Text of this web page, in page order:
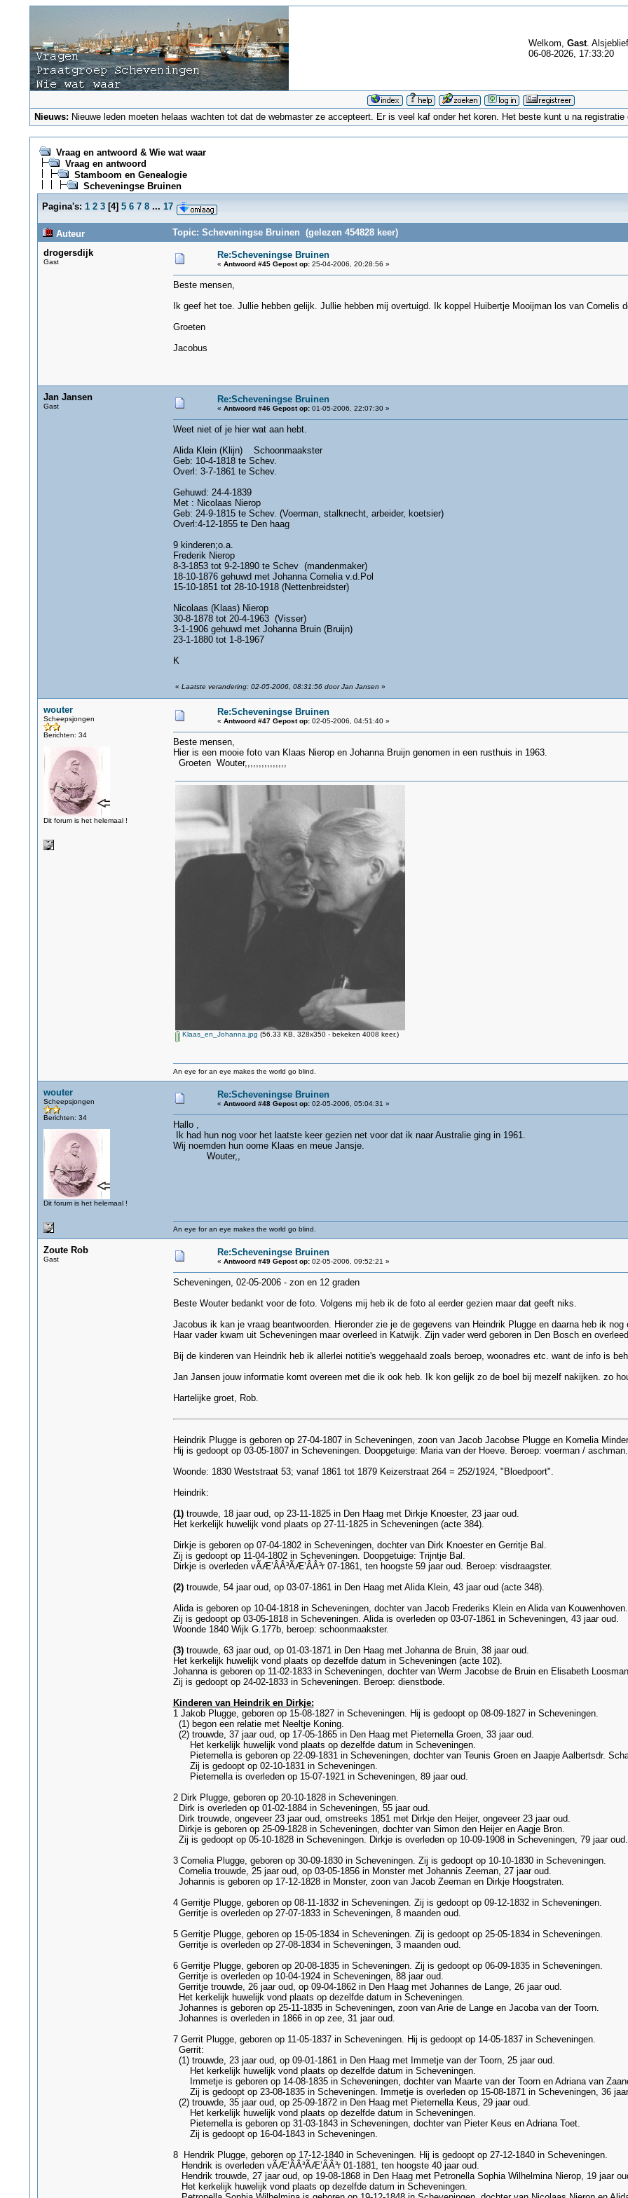
Welkom, Gast.
06-08-2026, 17:33:20
Nieuws: Nieuwe leden moeten helaas wachten tot dat de webmaster ze accepteert. Er is veel kaf onder het koren. Het beste kunt u na
Vraag en antwoord & Wie wat waar
Vraag en antwoord
Stamboom en Genealogie
Scheveningse Bruinen
Pagina's: 1 2 3[4] 5 6 7 8 ... 17
Auteur
Topic: Scheveningse Bruinen (gelezen 454828 keer)
drogersdijk
Gast
Re:Scheveningse Bruinen
« Antwoord #45 Gepost op:25-04-2006, 20:28:56 »
Beste mensen,
Ik geef het toe. Jullie hebben gelijk. Jullie hebben mij overtuigd. Ik koppel Huibertje Mooijman los van Cornelis
Groeten
Jacobus
Jan Jansen
Gast
Re:Scheveningse Bruinen
« Antwoord #46 Gepost op:01-05-2006, 22:07:30 »
Weet niet of je hier wat aan hebt.
Alida Klein (Klijn) Schoonmaakster
Geb: 10-4-1818 te Schev.
Overl: 3-7-1861 te Schev.
Gehuwd: 24-4-1839
Met : Nicolaas Nierop
Geb: 24-9-1815 te Schev. (Voerman, stalknecht, arbeider, koetsier)
Overl:4-12-1855 te Den haag
9 kinderen;o.a.
Frederik Nierop
8-3-1853 tot 9-2-1890 te Schev (mandenmaker)
18-10-1876 gehuwd met Johanna Cornelia v.d.Pol
15-10-1851 tot 28-10-1918 (Nettenbreidster)
Nicolaas (Klaas) Nierop
30-8-1878 tot 20-4-1963 (Visser)
3-1-1906 gehuwd met Johanna Bruin (Bruijn)
23-1-1880 tot 1-8-1967
K
« Laatste verandering: 02-05-2006, 08:31:56 door Jan Jansen »
wouter
Scheepsjongen
Berichten: 34
Dit forum is het helemaal !
Re:Scheveningse Bruinen
« Antwoord #47 Gepost op:02-05-2006, 04:51:40 »
Beste mensen,
Hier is een mooie foto van Klaas Nierop en Johanna Bruijn genomen in een rusthuis in 1963.
Groeten Wouter,,,,,,,,,,,,,,,
Klaas_en_Johanna.jpg (56.33 KB, 328x350 - bekeken 4008 keer.)
An eye for an eye makes the world go blind.
wouter
Scheepsjongen
Berichten: 34
Dit forum is het helemaal !
Re:Scheveningse Bruinen
« Antwoord #48 Gepost op:02-05-2006, 05:04:31 »
Hallo ,
Ik had hun nog voor het laatste keer gezien net voor dat ik naar Australie ging in 1961.
Wij noemden hun oome Klaas en meue Jansje.
Wouter,,
An eye for an eye makes the world go blind.
Zoute Rob
Gast
Re:Scheveningse Bruinen
« Antwoord #49 Gepost op:02-05-2006, 09:52:21 »
Scheveningen, 02-05-2006 - zon en 12 graden
Beste Wouter bedankt voor de foto. Volgens mij heb ik de foto al eerder gezien maar dat geeft niks.
Jacobus ik kan je vraag beantwoorden. Hieronder zie je de gegevens van Heindrik Plugge en daarna heb ik
Haar vader kwam uit Scheveningen maar overleed in Katwijk. Zijn vader werd geboren in Den Bosch en
Bij de kinderen van Heindrik heb ik allerlei notitie's weggehaald zoals beroep, woonadres etc. want de info is
Jan Jansen jouw informatie komt overeen met die ik ook heb. Ik kon gelijk zo de boel bij mezelf nakijken. zo
Hartelijke groet, Rob.
Heindrik Plugge is geboren op 27-04-1807 in Scheveningen, zoon van Jacob Jacobse Plugge en Kornelia
Hij is gedoopt op 03-05-1807 in Scheveningen. Doopgetuige: Maria van der Hoeve. Beroep: voerman / aschman.
Woonde: 1830 Weststraat 53; vanaf 1861 tot 1879 Keizerstraat 264 = 252/1924, "Bloedpoort".
Heindrik:
(1)trouwde, 18 jaar oud, op 23-11-1825 in Den Haag met Dirkje Knoester, 23 jaar oud.
Het kerkelijk huwelijk vond plaats op 27-11-1825 in Scheveningen (acte 384).
Dirkje is geboren op 07-04-1802 in Scheveningen, dochter van Dirk Knoester en Gerritje Bal.
Zij is gedoopt op 11-04-1802 in Scheveningen. Doopgetuige: Trijntje Bal.
Dirkje is overleden vÃÆ’ÂÂ³ÃÆ’ÂÂ³r 07-1861, ten hoogste 59 jaar oud. Beroep: visdraagster.
(2)trouwde, 54 jaar oud, op 03-07-1861 in Den Haag met Alida Klein, 43 jaar oud (acte 348).
Alida is geboren op 10-04-1818 in Scheveningen, dochter van Jacob Frederiks Klein en Alida van Kouwenhoven.
Zij is gedoopt op 03-05-1818 in Scheveningen. Alida is overleden op 03-07-1861 in Scheveningen, 43 jaar oud.
Woonde 1840 Wijk G.177b, beroep: schoonmaakster.
(3)trouwde, 63 jaar oud, op 01-03-1871 in Den Haag met Johanna de Bruin, 38 jaar oud.
Het kerkelijk huwelijk vond plaats op dezelfde datum in Scheveningen (acte 102).
Johanna is geboren op 11-02-1833 in Scheveningen, dochter van Werm Jacobse de Bruin en Elisabeth
Zij is gedoopt op 24-02-1833 in Scheveningen. Beroep: dienstbode.
Kinderen van Heindrik en Dirkje:
1 Jakob Plugge, geboren op 15-08-1827 in Scheveningen. Hij is gedoopt op 08-09-1827 in Scheveningen.
(1) begon een relatie met Neeltje Koning.
(2) trouwde, 37 jaar oud, op 17-05-1865 in Den Haag met Pieternella Groen, 33 jaar oud.
Het kerkelijk huwelijk vond plaats op dezelfde datum in Scheveningen.
Pieternella is geboren op 22-09-1831 in Scheveningen, dochter van Teunis Groen en Jaapje Aalbertsdr.
Zij is gedoopt op 02-10-1831 in Scheveningen.
Pieternella is overleden op 15-07-1921 in Scheveningen, 89 jaar oud.
2 Dirk Plugge, geboren op 20-10-1828 in Scheveningen.
Dirk is overleden op 01-02-1884 in Scheveningen, 55 jaar oud.
Dirk trouwde, ongeveer 23 jaar oud, omstreeks 1851 met Dirkje den Heijer, ongeveer 23 jaar oud.
Dirkje is geboren op 25-09-1828 in Scheveningen, dochter van Simon den Heijer en Aagje Bron.
Zij is gedoopt op 05-10-1828 in Scheveningen. Dirkje is overleden op 10-09-1908 in Scheveningen, 79 jaar oud.
3 Cornelia Plugge, geboren op 30-09-1830 in Scheveningen. Zij is gedoopt op 10-10-1830 in Scheveningen.
Cornelia trouwde, 25 jaar oud, op 03-05-1856 in Monster met Johannis Zeeman, 27 jaar oud.
Johannis is geboren op 17-12-1828 in Monster, zoon van Jacob Zeeman en Dirkje Hoogstraten.
4 Gerritje Plugge, geboren op 08-11-1832 in Scheveningen. Zij is gedoopt op 09-12-1832 in Scheveningen.
Gerritje is overleden op 27-07-1833 in Scheveningen, 8 maanden oud.
5 Gerritje Plugge, geboren op 15-05-1834 in Scheveningen. Zij is gedoopt op 25-05-1834 in Scheveningen.
Gerritje is overleden op 27-08-1834 in Scheveningen, 3 maanden oud.
6 Gerritje Plugge, geboren op 20-08-1835 in Scheveningen. Zij is gedoopt op 06-09-1835 in Scheveningen.
Gerritje is overleden op 10-04-1924 in Scheveningen, 88 jaar oud.
Gerritje trouwde, 26 jaar oud, op 09-04-1862 in Den Haag met Johannes de Lange, 26 jaar oud.
Het kerkelijk huwelijk vond plaats op dezelfde datum in Scheveningen.
Johannes is geboren op 25-11-1835 in Scheveningen, zoon van Arie de Lange en Jacoba van der Toorn.
Johannes is overleden in 1866 in op zee, 31 jaar oud.
7 Gerrit Plugge, geboren op 11-05-1837 in Scheveningen. Hij is gedoopt op 14-05-1837 in Scheveningen.
Gerrit:
(1) trouwde, 23 jaar oud, op 09-01-1861 in Den Haag met Immetje van der Toorn, 25 jaar oud.
Het kerkelijk huwelijk vond plaats op dezelfde datum in Scheveningen.
Immetje is geboren op 14-08-1835 in Scheveningen, dochter van Maarte van der Toorn en Adriana van
Zij is gedoopt op 23-08-1835 in Scheveningen. Immetje is overleden op 15-08-1871 in Scheveningen, 36
(2) trouwde, 35 jaar oud, op 25-09-1872 in Den Haag met Pieternella Keus, 29 jaar oud.
Het kerkelijk huwelijk vond plaats op dezelfde datum in Scheveningen.
Pieternella is geboren op 31-03-1843 in Scheveningen, dochter van Pieter Keus en Adriana Toet.
Zij is gedoopt op 16-04-1843 in Scheveningen.
8 Hendrik Plugge, geboren op 17-12-1840 in Scheveningen. Hij is gedoopt op 27-12-1840 in Scheveningen.
Hendrik is overleden vÃÆ’ÂÂ³ÃÆ’ÂÂ³r 01-1881, ten hoogste 40 jaar oud.
Hendrik trouwde, 27 jaar oud, op 19-08-1868 in Den Haag met Petronella Sophia Wilhelmina Nierop, 19 jaar
Het kerkelijk huwelijk vond plaats op dezelfde datum in Scheveningen.